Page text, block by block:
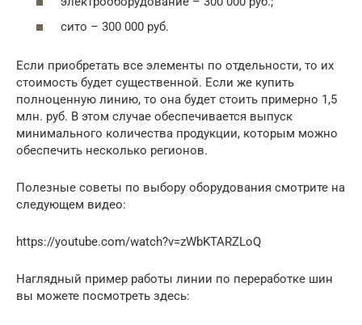
сито – 300 000 руб.
Если приобретать все элементы по отдельности, то их
стоимость будет существенной. Если же купить
полноценную линию, то она будет стоить примерно 1,5
млн. руб. В этом случае обеспечивается выпуск
минимального количества продукции, которым можно
обеспечить несколько регионов.
Полезные советы по выбору оборудования смотрите на
следующем видео:
https://youtube.com/watch?v=zWbKTARZLoQ
Наглядный пример работы линии по переработке шин
вы можете посмотреть здесь: